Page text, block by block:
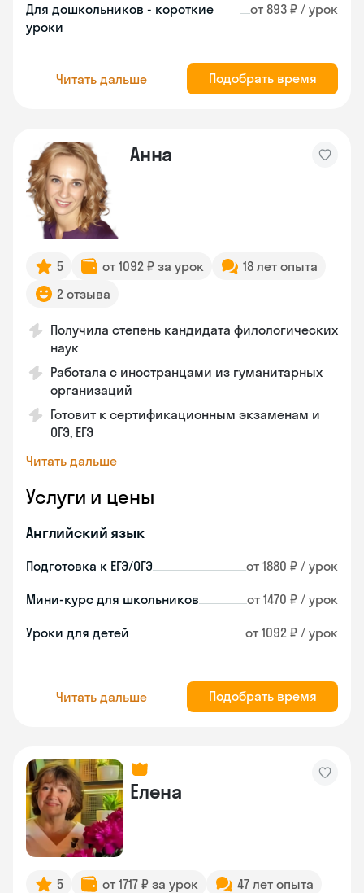
Для дошкольников - короткие
уроки
от 893 ₽ / урок
Читать дальше Подобрать время
Анна
5 от 1092 ₽ за урок
18 лет опыта
2 отзыва
Получила степень кандидата филологических
наук
Работала с иностранцами из гуманитарных
организаций
Готовит к сертификационным экзаменам и
ОГЭ, ЕГЭ
Читать дальше
Услуги и цены
Английский язык
Подготовка к ЕГЭ/ОГЭ от 1880 ₽ / урок
Мини-курс для школьников от 1470 ₽ / урок
Уроки для детей от 1092 ₽ / урок
Читать дальше Подобрать время
Елена
5 от 1717 ₽ за урок
47 лет опыта